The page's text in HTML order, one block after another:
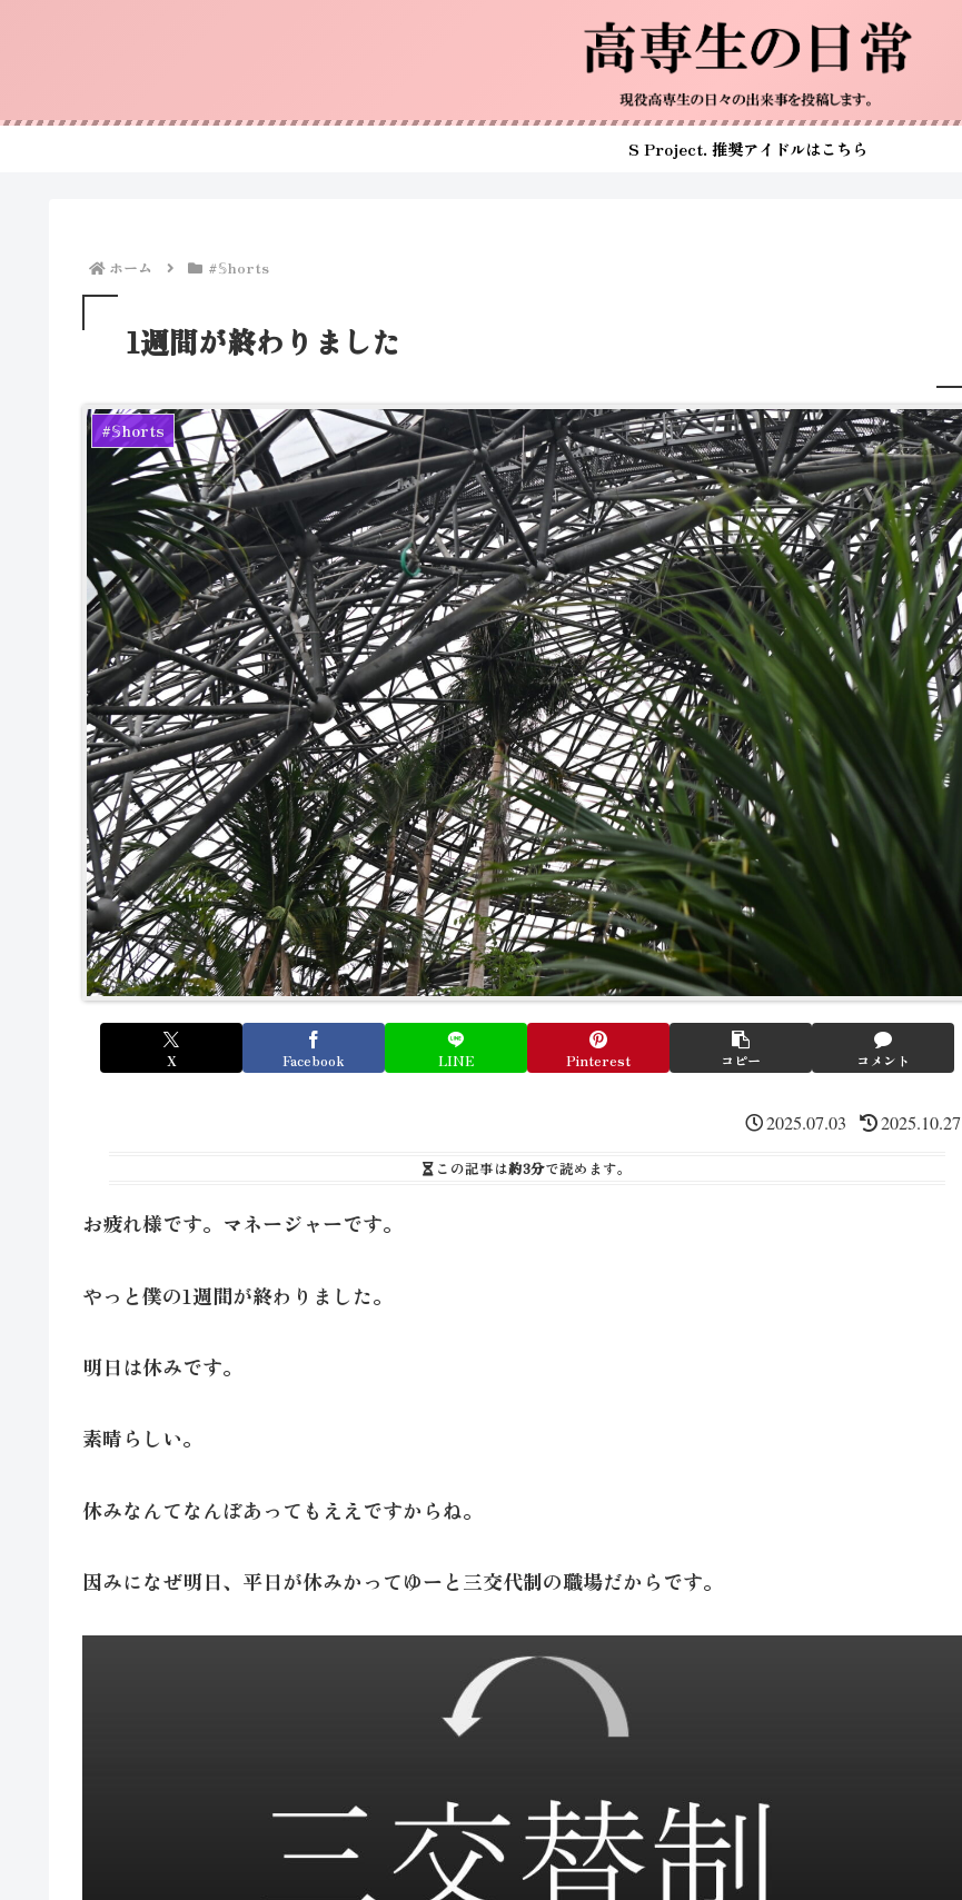
S Project. 推奨アイドルはこちら
ホーム #𝕊horts
1週間が終わりました
#𝕊horts
X Facebook LINE Pinterest コピー コメント
2025.07.03 2025.10.27
この記事は約3分で読めます。
お疲れ様です。マネージャーです。
やっと僕の1週間が終わりました。
明日は休みです。
素晴らしい。
休みなんてなんぼあってもええですからね。
因みになぜ明日、平日が休みかってゆーと三交代制の職場だからです。